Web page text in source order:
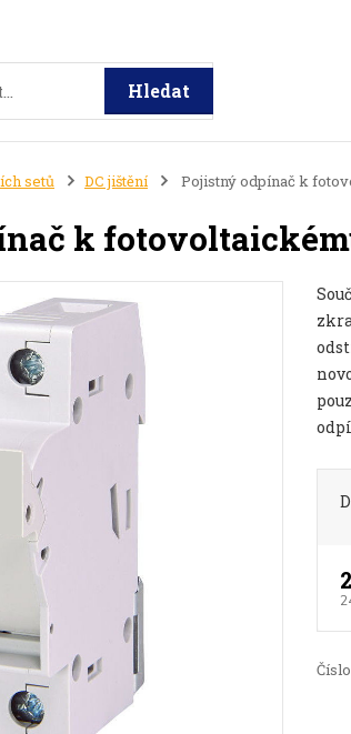
Hledat
setů DC jištění Pojistný odpínač k
k